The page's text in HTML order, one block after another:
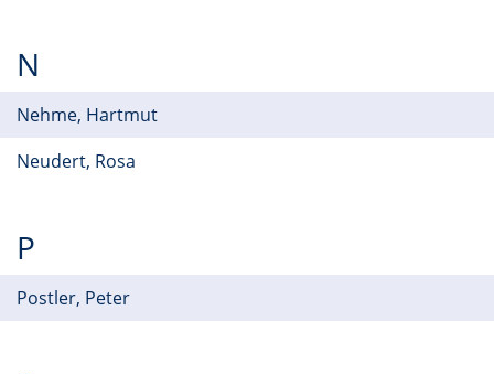
N
Nehme, Hartmut
Neudert, Rosa
P
Postler, Peter